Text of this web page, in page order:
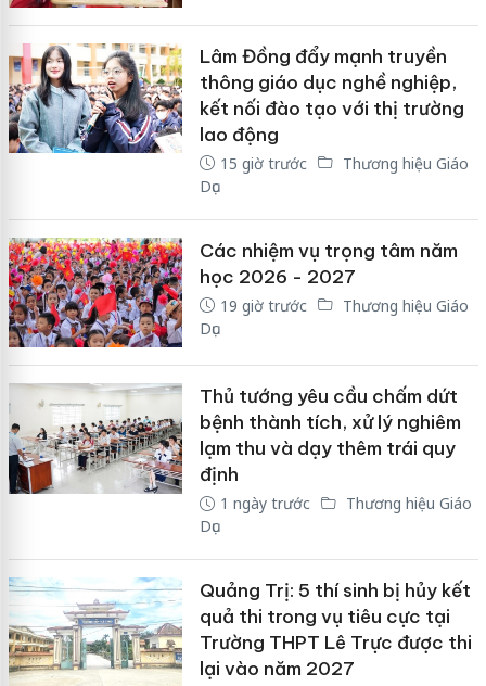
Lâm Đồng đẩy mạnh truyền
thông giáo dục nghề nghiệp,
kết nối đào tạo với thị trường
lao động
15 giờ trước
Thương hiệu Giáo
Dục
Các nhiệm vụ trọng tâm năm
học 2026 - 2027
19 giờ trước
Thương hiệu Giáo
Dục
Thủ tướng yêu cầu chấm dứt
bệnh thành tích, xử lý nghiêm
lạm thu và dạy thêm trái quy
định
1 ngày trước
Thương hiệu Giáo
Dục
Quảng Trị: 5 thí sinh bị hủy kết
quả thi trong vụ tiêu cực tại
Trường THPT Lê Trực được thi
lại vào năm 2027